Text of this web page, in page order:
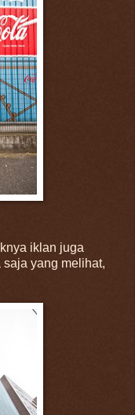
iklan juga
yang melihat,